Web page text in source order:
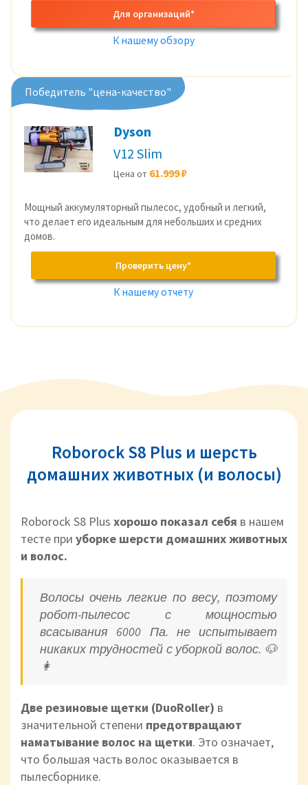
Для организаций*
К нашему обзору
Победитель "цена-качество"
Dyson
V12 Slim
Цена от 61.999 ₽
Мощный аккумуляторный пылесос, удобный и легкий,
что делает его идеальным для небольших и средних
домов.
Проверить цену*
К нашему отчету
Roborock S8 Plus и шерсть
домашних животных (и волосы)
Roborock S8 Plus хорошо показал себя в нашем
тесте при уборке шерсти домашних животных
и волос.
Волосы очень легкие по весу, поэтому
робот-пылесос с мощностью
всасывания 6000 Па. не испытывает
никаких трудностей с уборкой волос. 🐶
👩
Две резиновые щетки (DuoRoller) в
значительной степени предотвращают
наматывание волос на щетки. Это означает,
что большая часть волос оказывается в
пылесборнике.